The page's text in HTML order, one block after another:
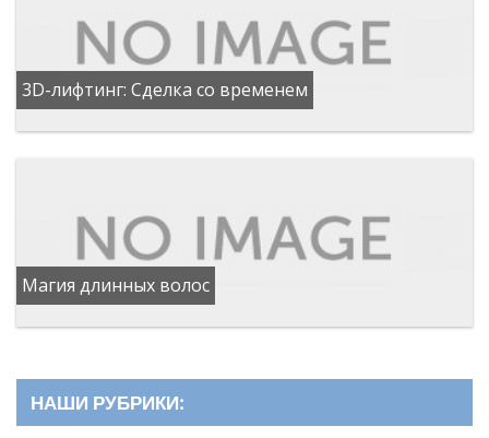
3D-лифтинг: Сделка со временем
Магия длинных волос
НАШИ РУБРИКИ: